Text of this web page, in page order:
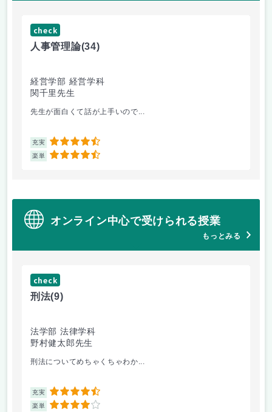
check
人事管理論(34)
経営学部 経営学科
関千里先生
先生が面白くて話が上手いので...
充実 4.5
楽単 4.5
オンライン中心で受けられる授業
もっとみる
check
刑法(9)
法学部 法律学科
野村健太郎先生
刑法についてめちゃくちゃわか...
充実 4.5
楽単 4